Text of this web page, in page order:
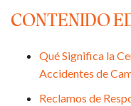
CONTENIDO
Qué Significa la
Accidentes de
Reclamos de